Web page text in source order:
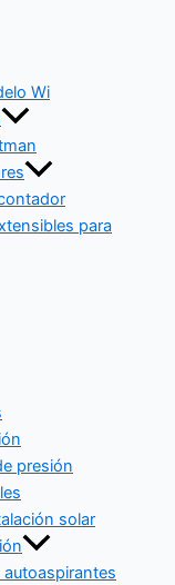
Wi
para
presión
solar